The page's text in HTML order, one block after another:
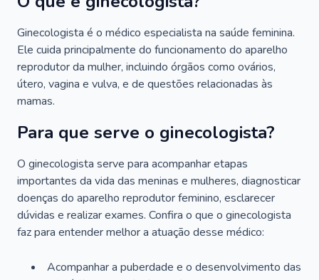
Ginecologista é o médico especialista na saúde feminina.
Ele cuida principalmente do funcionamento do aparelho
reprodutor da mulher, incluindo órgãos como ovários,
útero, vagina e vulva, e de questões relacionadas às
mamas.
Para que serve o ginecologista?
O ginecologista serve para acompanhar etapas
importantes da vida das meninas e mulheres, diagnosticar
doenças do aparelho reprodutor feminino, esclarecer
dúvidas e realizar exames. Confira o que o ginecologista
faz para entender melhor a atuação desse médico:
Acompanhar a puberdade e o desenvolvimento das